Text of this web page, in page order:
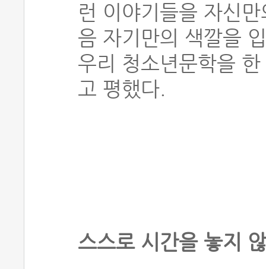
런 이야기들을 자신
음 자기만의 색깔을
우리 청소년문학을
고 평했다.
스스로 시간을 놓지